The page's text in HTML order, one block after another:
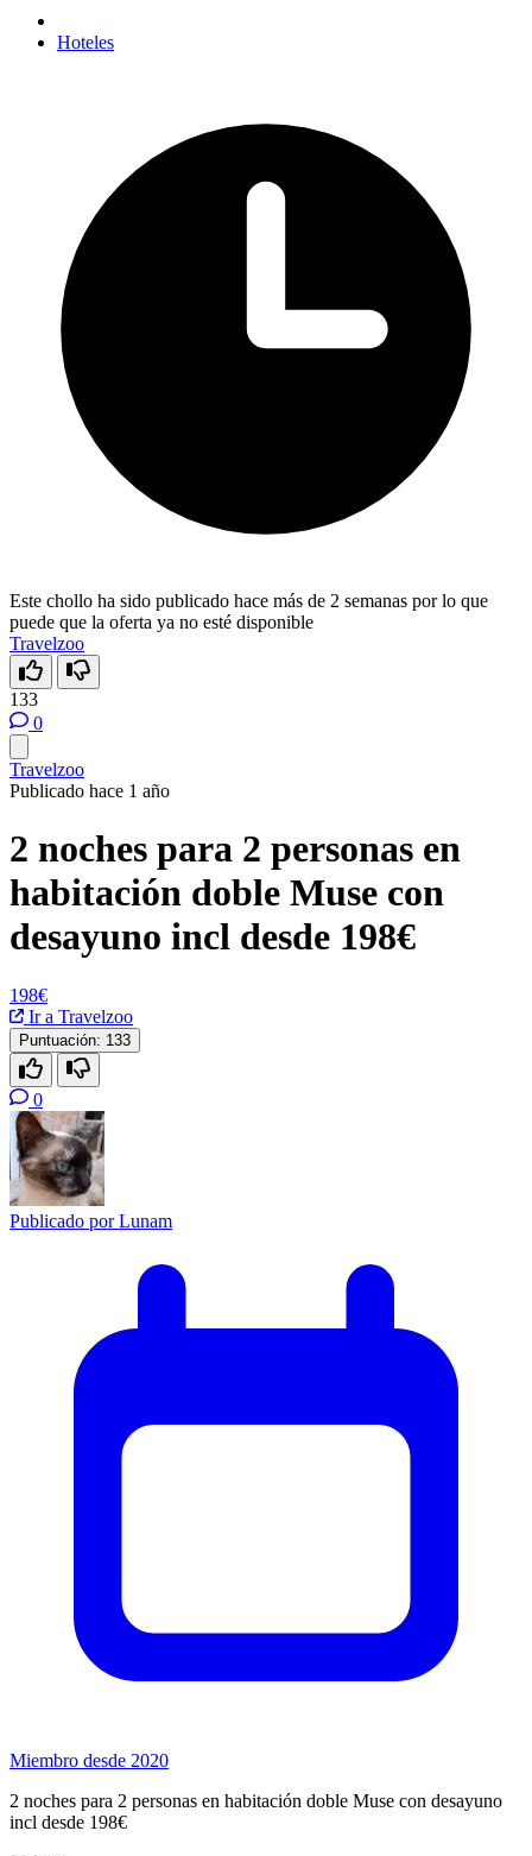
Hoteles
Este chollo ha sido publicado hace más de 2 semanas por lo que
puede que la oferta ya no esté disponible
Travelzoo
133
0
Travelzoo
Publicado hace 1 año
2 noches para 2 personas en
habitación doble Muse con
desayuno incl desde 198€
198€
Ir a Travelzoo
Puntuación: 133
0
Publicado porLunam
Miembro desde 2020
2 noches para 2 personas en habitación doble Muse con desayuno
incl desde 198€